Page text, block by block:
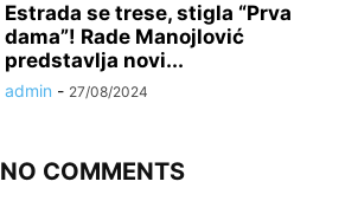
Estrada se trese, stigla “Prva
dama”! Rade Manojlović
predstavlja novi...
admin - 27/08/2024
NO COMMENTS